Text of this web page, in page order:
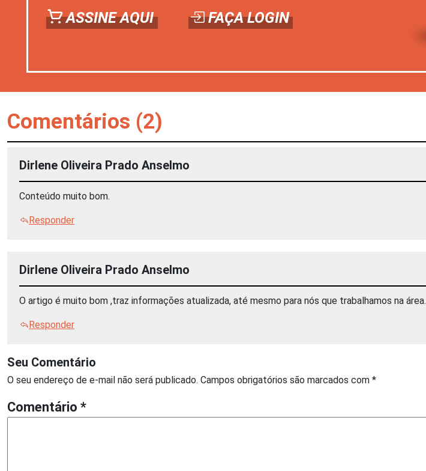
ASSINE AQUI FAÇA LOGIN
Comentários (2)
Dirlene Oliveira Prado Anselmo
Conteúdo muito bom.
Responder
Dirlene Oliveira Prado Anselmo
O artigo é muito bom ,traz informações atualizada, até mesmo para nós que trabalhamos na área.
Responder
Seu Comentário
O seu endereço de e-mail não será publicado. Campos obrigatórios são marcados com *
Comentário *